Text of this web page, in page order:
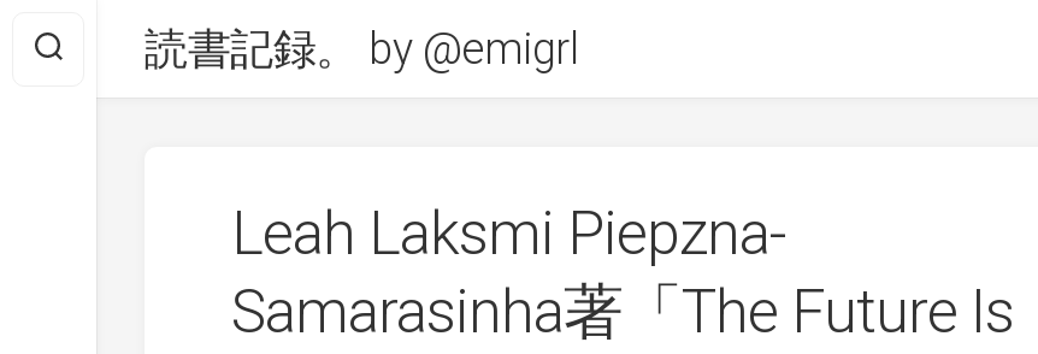
content
読書記録。 by @emigrl
Leah Laksmi Piepzna-
Samarasinha著「The Future Is